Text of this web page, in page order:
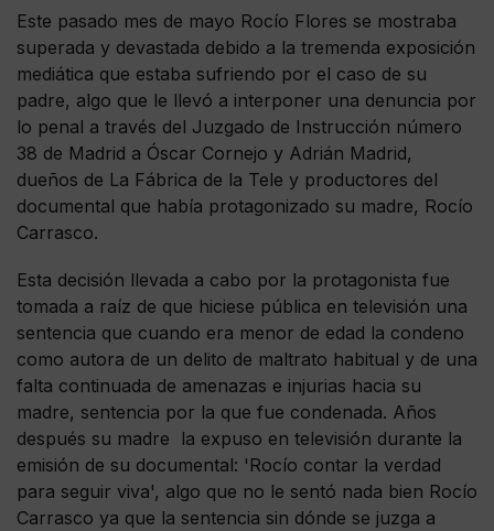
Este pasado mes de mayo Rocío Flores se mostraba
superada y devastada debido a la tremenda exposición
mediática que estaba sufriendo por el caso de su
padre, algo que le llevó a interponer una denuncia por
lo penal a través del Juzgado de Instrucción número
38 de Madrid a Óscar Cornejo y Adrián Madrid,
dueños de La Fábrica de la Tele y productores del
documental que había protagonizado su madre, Rocío
Carrasco.
Esta decisión llevada a cabo por la protagonista fue
tomada a raíz de que hiciese pública en televisión una
sentencia que cuando era menor de edad la condeno
como autora de un delito de maltrato habitual y de una
falta continuada de amenazas e injurias hacia su
madre, sentencia por la que fue condenada. Años
después su madre la expuso en televisión durante la
emisión de su documental: 'Rocío contar la verdad
para seguir viva', algo que no le sentó nada bien Rocío
Carrasco ya que la sentencia sin dónde se juzga a